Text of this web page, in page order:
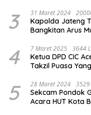
3 31 Maret 2024
Kapolda Jateng
Bangkitan Arus
4 7 Maret 2025 3644
Ketua DPD CIC
Takzil Puasa
Meriah Kabupaten
5 28 Maret 2024
Sekcam Pondok
Acara HUT Kota